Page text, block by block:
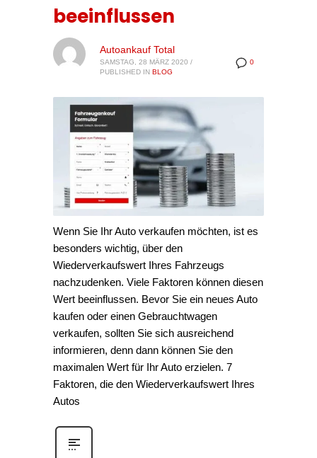
beeinflussen
0
Autoankauf Total
SAMSTAG, 28 MÄRZ 2020 /
PUBLISHED IN BLOG
Wenn Sie Ihr Auto verkaufen möchten, ist es
besonders wichtig, über den
Wiederverkaufswert Ihres Fahrzeugs
nachzudenken. Viele Faktoren können diesen
Wert beeinflussen. Bevor Sie ein neues Auto
kaufen oder einen Gebrauchtwagen
verkaufen, sollten Sie sich ausreichend
informieren, denn dann können Sie den
maximalen Wert für Ihr Auto erzielen. 7
Faktoren, die den Wiederverkaufswert Ihres
Autos